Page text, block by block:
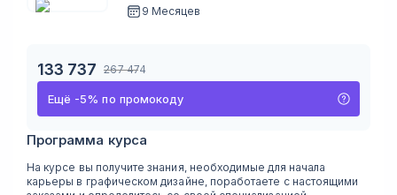
9 Месяцев
133 737 267 474
Ещё -5% по промокоду
Программа курса
На курсе вы получите знания, необходимые для начала
карьеры в графическом дизайне, поработаете с настоящими